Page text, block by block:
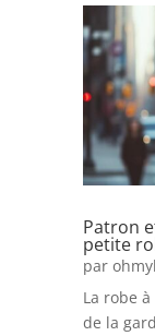
Patron
petite
par
La robe
de la